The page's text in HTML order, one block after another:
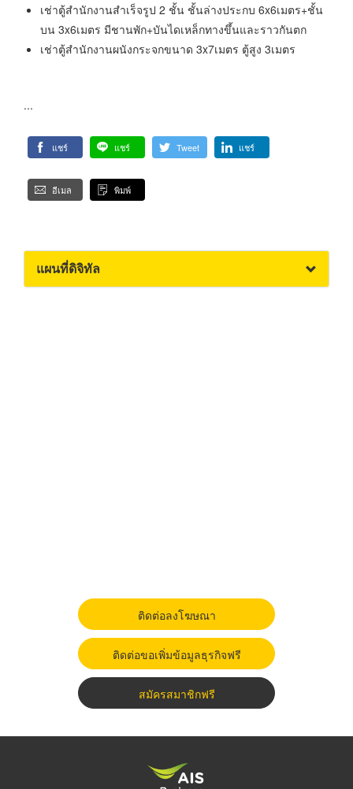
เช่าตู้สำนักงานสำเร็จรูป 2 ชั้น ชั้นล่างประกบ 6x6เมตร+ชั้น
บน 3x6เมตร มีชานพัก+บันไดเหล็กทางขึ้นและราวกันตก
เช่าตู้สำนักงานผนังกระจกขนาด 3x7เมตร ตู้สูง 3เมตร
...
แชร์ แชร์ Tweet แชร์
อีเมล พิมพ์
แผนที่ดิจิทัล
ติดต่อลงโฆษณา
ติดต่อขอเพิ่มข้อมูลธุรกิจฟรี
สมัครสมาชิกฟรี